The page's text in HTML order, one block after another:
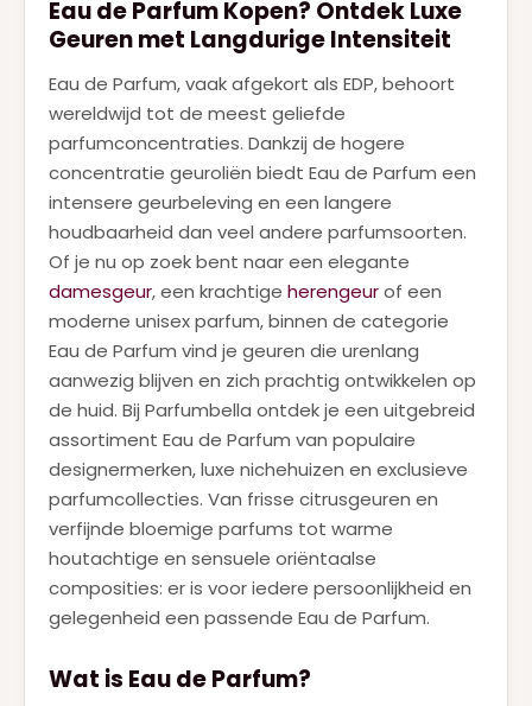
Eau de Parfum Kopen? Ontdek Luxe
Geuren met Langdurige Intensiteit
Eau de Parfum, vaak afgekort als EDP, behoort
wereldwijd tot de meest geliefde
parfumconcentraties. Dankzij de hogere
concentratie geuroliën biedt Eau de Parfum een
intensere geurbeleving en een langere
houdbaarheid dan veel andere parfumsoorten.
Of je nu op zoek bent naar een elegante
damesgeur, een krachtige herengeurof een
moderne unisex parfum, binnen de categorie
Eau de Parfum vind je geuren die urenlang
aanwezig blijven en zich prachtig ontwikkelen op
de huid. Bij Parfumbella ontdek je een uitgebreid
assortiment Eau de Parfum van populaire
designermerken, luxe nichehuizen en exclusieve
parfumcollecties. Van frisse citrusgeuren en
verfijnde bloemige parfums tot warme
houtachtige en sensuele oriëntaalse
composities: er is voor iedere persoonlijkheid en
gelegenheid een passende Eau de Parfum.
Wat is Eau de Parfum?